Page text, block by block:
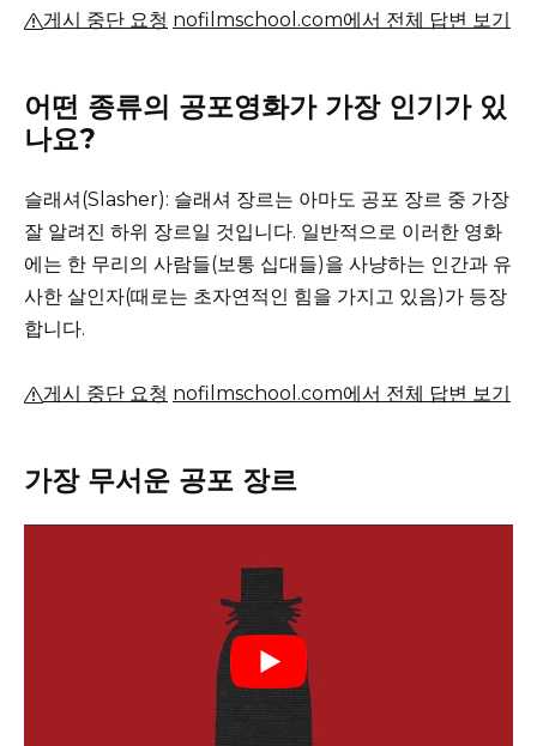
게시 중단 요청 nofilmschool.com에서 전체 답변 보기
어떤 종류의 공포영화가 가장 인기가 있
나요?
슬래셔(Slasher): 슬래셔 장르는 아마도 공포 장르 중 가장
잘 알려진 하위 장르일 것입니다. 일반적으로 이러한 영화
에는 한 무리의 사람들(보통 십대들)을 사냥하는 인간과 유
사한 살인자(때로는 초자연적인 힘을 가지고 있음)가 등장
합니다.
게시 중단 요청 nofilmschool.com에서 전체 답변 보기
가장 무서운 공포 장르